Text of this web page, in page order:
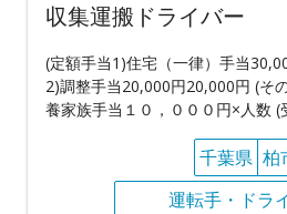
収集運搬ドライバー
(定額手当1)住宅（一律）手当
2)調整手当20,000円20,000円 (そ
養家族手当１０，０００円×人数 (
千葉県 柏
運転手・ドラ